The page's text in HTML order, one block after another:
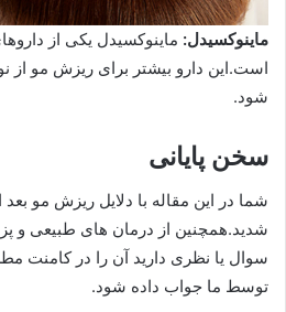
ماینوکسیدل: ماینوکسیدل یکی از
است.این دارو بیشتر برای ریزش مو از
شود.
سخن پایانی
شما در این مقاله با دلایل ریزش مو بعد
شدید.همچنین از درمان های طبیعی و
سوال یا نظری دارید آن را در کامنت
توسط ما جواب داده شود.